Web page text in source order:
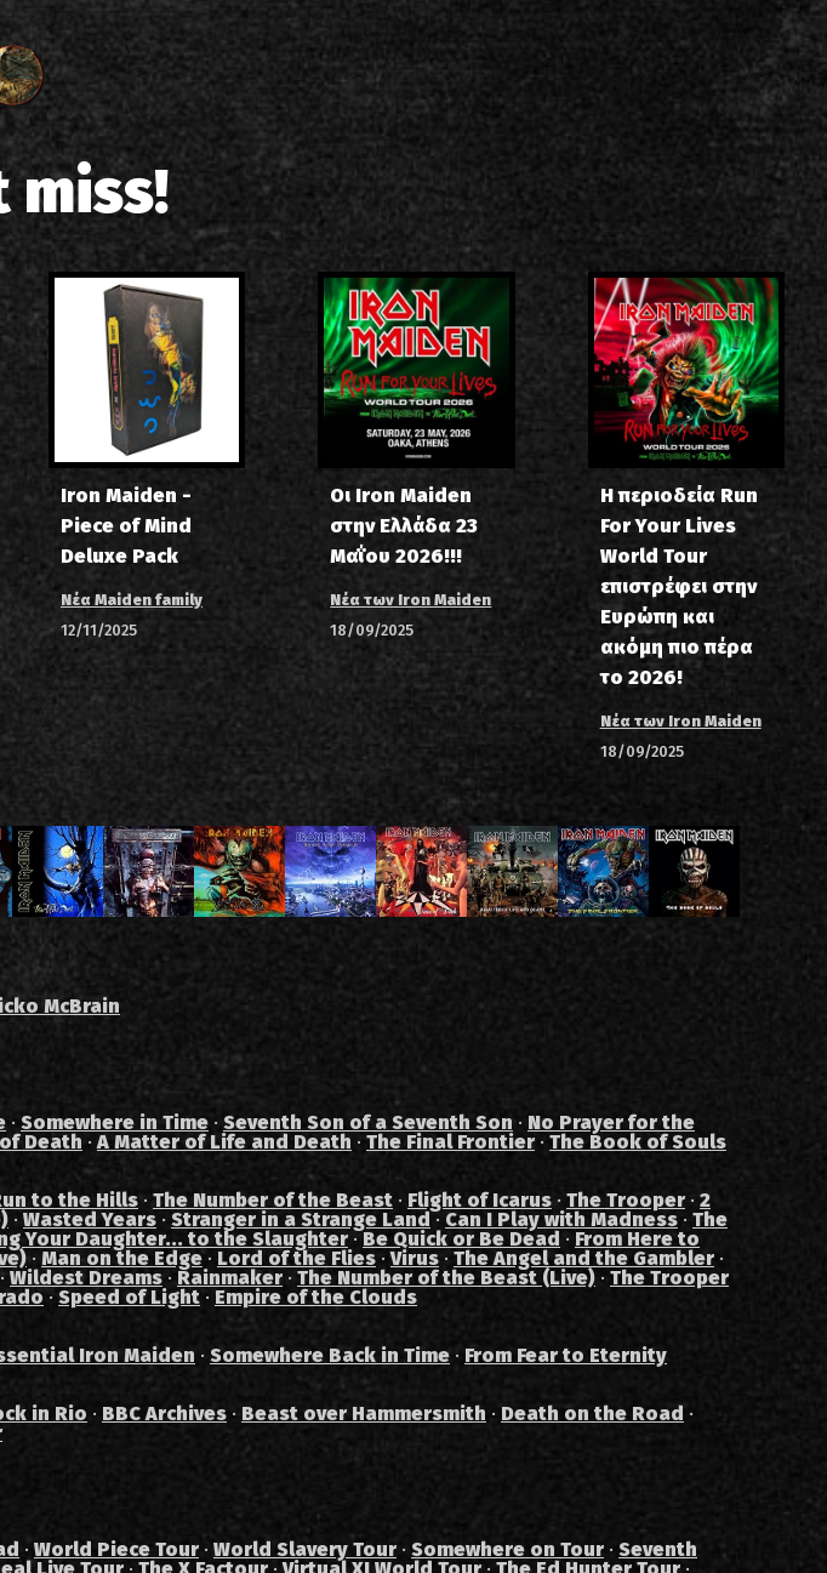
miss!
Iron Maiden -
Piece of Mind
Deluxe Pack
Νέα Maiden family
12/11/2025
Οι Iron Maiden
στην Ελλάδα 23
Μαΐου 2026!!!
Νέα των Iron Maiden
18/09/2025
Η περιοδεία Run
For Your Lives
World Tour
επιστρέφει στην
Ευρώπη και
ακόμη πιο πέρα
το 2026!
Νέα των Iron Maiden
18/09/2025
McBrain
· Somewhere in Time · Seventh Son of a Seventh Son · No Prayer for the
Death ·A Matter of Life and Death · The Final Frontier · The Book of Souls
to the Hills · The Number of the Beast · Flight of Icarus · The Trooper · 2
· Wasted Years · Stranger in a Strange Land · Can I Play with Madness · The
Your Daughter... to the Slaughter · Be Quick or Be Dead · From Here to
· Man on the Edge· Lord of the Flies ·Virus · The Angel and the Gambler ·
· Wildest Dreams · Rainmaker · The Number of the Beast (Live) · The Trooper
· Speed of Light · Empire of the Clouds
Iron Maiden · Somewhere Back in Time · From Fear to Eternity
in Rio · BBC Archives · Beast over Hammersmith · Death on the Road ·
· World Piece Tour · World Slavery Tour · Somewhere on Tour · Seventh